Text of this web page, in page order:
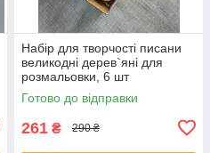
Набір для творчості писани
великодні дерев`яні для
розмальовки, 6 шт
Готово до відправки
261 ₴ 290 ₴